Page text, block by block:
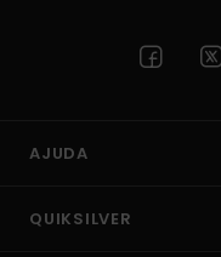
AJUDA
QUIKSILVER